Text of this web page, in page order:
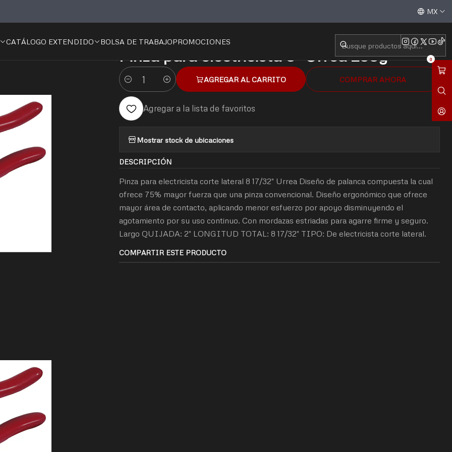
CATÁLOGO EXTENDIDO BOLSA DE TRABAJOPROMOCIONES
0
Aceptamos todas las tarjetas de crédito / débito y
MX
|
Pinza para electricista 8" Urrea 268g
Cantidad
AGREGAR AL CARRITO COMPRAR AHORA
Agregar a la lista de favoritos
Mostrar stock de ubicaciones
DESCRIPCIÓN
Pinza para electricista corte lateral 8 17/32" Urrea Diseño de palanca compuesta la cual
ofrece 75% mayor fuerza que una pinza convencional. Diseño ergonómico que ofrece
mayor área de contacto, aplicando menor esfuerzo por apoyo disminuyendo el
agotamiento por su uso continuo. Con mordazas estriadas para agarre firme y seguro.
Largo QUIJADA: 2" LONGITUD TOTAL: 8 17/32" TIPO: De electricista corte lateral.
COMPARTIR ESTE PRODUCTO